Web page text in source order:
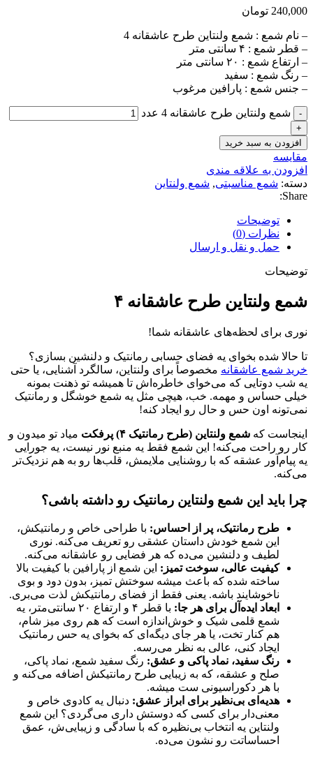
240,000 تومان
– نام شمع : شمع ولنتاین طرح عاشقانه 4
– قطر شمع : ۴ سانتی متر
– ارتفاع شمع : ۲۰ سانتی متر
– رنگ شمع : سفید
– جنس شمع : پارافین مرغوب
شمع ولنتاین طرح عاشقانه 4 عدد
افزودن به سبد خرید
مقايسه
افزودن به علاقه مندی
دسته: شمع مناسبتی, شمع ولنتاین
Share:
توضیحات
نظرات (0)
حمل و نقل و ارسال
توضیحات
شمع ولنتاین طرح عاشقانه ۴
نوری برای لحظه‌های عاشقانه شما!
تا حالا شده بخوای یه فضای حسابی رمانتیک و دلنشین بسازی؟
خرید شمع عاشقانه مخصوصاً برای ولنتاین، سالگرد آشنایی، یا حتی
یه شب دوتایی که می‌خوای خاطره‌اش تا همیشه تو ذهنت بمونه
خیلی حساس و مهمه. خب، هیچی مثل یه شمع خوشگل و رمانتیک
نمی‌تونه اون حس و حال رو ایجاد کنه!
اینجاست که شمع ولنتاین (طرح رمانتیک ۴) پرفکت
میاد تو میدون و
کار رو راحت می‌کنه! این شمع فقط یه منبع نور نیست، یه جورایی
یه پیام‌آور عشقه که با روشنایی ملایمش، قلب‌ها رو به هم نزدیک‌تر
می‌کنه.
چرا باید این شمع ولنتاین رمانتیک رو داشته باشی؟
طرح رمانتیک، پر از احساس: با طراحی خاص و رمانتیکش،
این شمع خودش داستان عشقی رو تعریف می‌کنه. نوری
لطیف و دلنشین می‌ده که هر فضایی رو عاشقانه می‌کنه.
کیفیت عالی، سوخت تمیز : این شمع از پارافین با کیفیت بالا
ساخته شده که باعث میشه سوختش تمیز، بدون دود و بوی
ناخوشایند باشه. یعنی فقط از فضای رمانتیکش لذت می‌بری.
ابعاد ایده‌آل برای هر جا:
با قطر ۴ و ارتفاع ۲۰ سانتی‌متر، یه
شمع قلمی شیک و خوش‌اندازه است که هم روی میز شام،
هم کنار تخت، یا هر جای دیگه‌ای که بخوای یه حس رمانتیک
ایجاد کنی، عالی به نظر می‌رسه.
رنگ سفید، نماد پاکی و عشق: رنگ سفید شمع، نماد پاکی،
صلح و عشقه، که به زیبایی طرح رمانتیکش اضافه می‌کنه و
با هر دکوراسیونی ست میشه.
هدیه‌ای بی‌نظیر برای ابراز عشق: دنبال یه کادوی خاص و
معنی‌دار برای کسی که دوستش داری می‌گردی؟ این شمع
ولنتاین یه انتخاب بی‌نظیره که با سادگی و زیبایی‌ش، عمق
احساساتت رو نشون می‌ده.